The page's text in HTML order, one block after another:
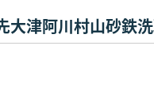
津阿川村山砂鉄